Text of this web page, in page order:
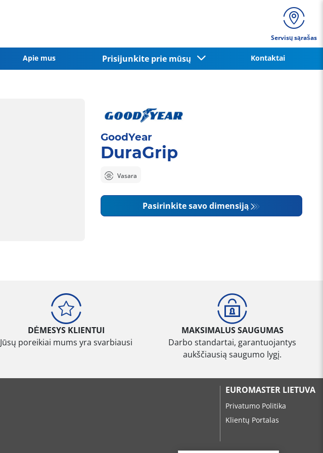
Servisų sąrašas
Apie mus Prisijunkite prie mūsų Kontaktai
GoodYear
DuraGrip
Vasara
Pasirinkite savo dimensiją
DĖMESYS KLIENTUI
Jūsų poreikiai mums yra svarbiausi
MAKSIMALUS SAUGUMAS
Darbo standartai, garantuojantys
aukščiausią saugumo lygį.
EUROMASTER LIETUVA
Privatumo Politika
Klientų Portalas